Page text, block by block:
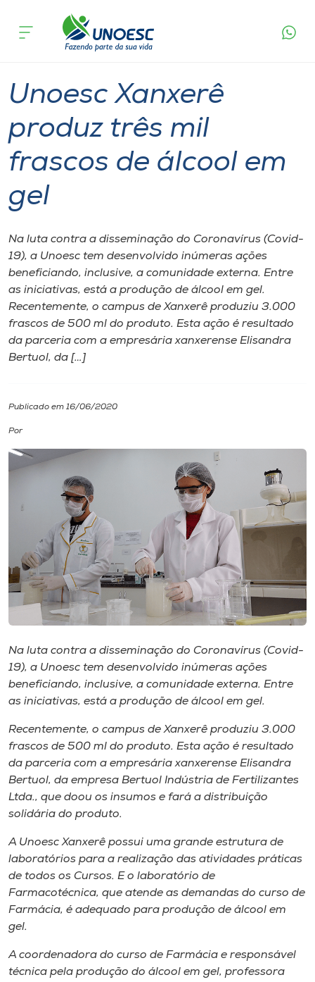
Cursos
Atendimento ao Estudante
Portal de Ensino
A
Unoesc
Internacionalização
I.nova
Cultura
CPA
Biblioteca
Editora
Rádio
Unoesc
Store
Selecione
o idioma
A+
A-
acontece
Unoesc Xanxerê
produz três mil
frascos de álcool em
gel
Na luta contra a disseminação do Coronavírus (Covid-
19), a Unoesc tem desenvolvido inúmeras ações
beneficiando, inclusive, a comunidade externa. Entre
as iniciativas, está a produção de álcool em gel.
Recentemente, o campus de Xanxerê produziu 3.000
frascos de 500 ml do produto. Esta ação é resultado
da parceria com a empresária xanxerense Elisandra
Bertuol, da […]
Publicado em 16/06/2020
Por
Na luta contra a disseminação do Coronavírus (Covid-
19), a Unoesc tem desenvolvido inúmeras ações
beneficiando, inclusive, a comunidade externa. Entre
as iniciativas, está a produção de álcool em gel.
Recentemente, o campus de Xanxerê produziu 3.000
frascos de 500 ml do produto. Esta ação é resultado
da parceria com a empresária xanxerense Elisandra
Bertuol, da empresa Bertuol Indústria de Fertilizantes
Ltda., que doou os insumos e fará a distribuição
solidária do produto.
A Unoesc Xanxerê possui uma grande estrutura de
laboratórios para a realização das atividades práticas
de todos os Cursos. E o laboratório de
Farmacotécnica, que atende as demandas do curso de
Farmácia, é adequado para produção de álcool em
gel.
A coordenadora do curso de Farmácia e responsável
técnica pela produção do álcool em gel, professora